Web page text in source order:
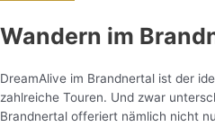
Wandern im
DreamAlive im Brandnertal ist der
zahlreiche Touren. Und zwar
Brandnertal offeriert nämlich nicht